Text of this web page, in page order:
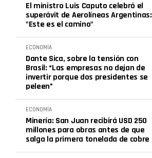
El ministro Luis Caputo celebró el
superávit de Aerolíneas Argentinas:
"Este es el camino"
ECONOMÍA
Dante Sica, sobre la tensión con
Brasil: “Las empresas no dejan de
invertir porque dos presidentes se
peleen”
ECONOMÍA
Minería: San Juan recibirá USD 250
millones para obras antes de que
salga la primera tonelada de cobre